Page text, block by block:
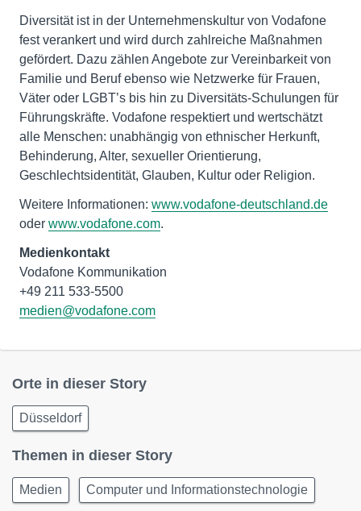
Diversität ist in der Unternehmenskultur von Vodafone
fest verankert und wird durch zahlreiche Maßnahmen
gefördert. Dazu zählen Angebote zur Vereinbarkeit von
Familie und Beruf ebenso wie Netzwerke für Frauen,
Väter oder LGBT’s bis hin zu Diversitäts-Schulungen für
Führungskräfte. Vodafone respektiert und wertschätzt
alle Menschen: unabhängig von ethnischer Herkunft,
Behinderung, Alter, sexueller Orientierung,
Geschlechtsidentität, Glauben, Kultur oder Religion.
Weitere Informationen: www.vodafone-deutschland.de
oder www.vodafone.com.
Medienkontakt
Vodafone Kommunikation
medien@vodafone.com
Orte in dieser Story
Düsseldorf
Themen in dieser Story
Medien Computer und Informationstechnologie